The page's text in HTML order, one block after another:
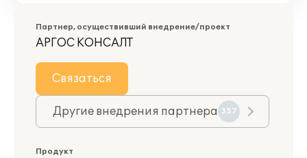
Партнер, осуществивший внедрение/проект
АРГОС КОНСАЛТ
Связаться
Другие внедрения партнера 357
Продукт